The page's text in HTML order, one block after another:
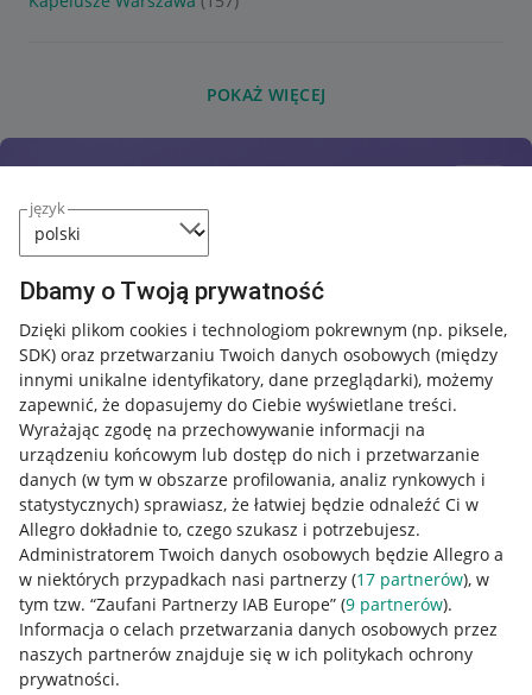
język
Dbamy o Twoją prywatność
Dzięki plikom cookies i technologiom pokrewnym (np. piksele,
SDK) oraz przetwarzaniu Twoich danych osobowych (między
innymi unikalne identyfikatory, dane przeglądarki), możemy
zapewnić, że dopasujemy do Ciebie wyświetlane treści.
Wyrażając zgodę na przechowywanie informacji na
urządzeniu końcowym lub dostęp do nich i przetwarzanie
danych (w tym w obszarze profilowania, analiz rynkowych i
statystycznych) sprawiasz, że łatwiej będzie odnaleźć Ci w
Allegro dokładnie to, czego szukasz i potrzebujesz.
Administratorem Twoich danych osobowych będzie Allegro a
w niektórych przypadkach nasi partnerzy (17 partnerów), w
tym tzw. “Zaufani Partnerzy IAB Europe” (9 partnerów).
Informacja o celach przetwarzania danych osobowych przez
naszych partnerów znajduje się w ich politykach ochrony
prywatności.
POKAŻ WIĘCEJ
Przydatne informacje
Jak to działa